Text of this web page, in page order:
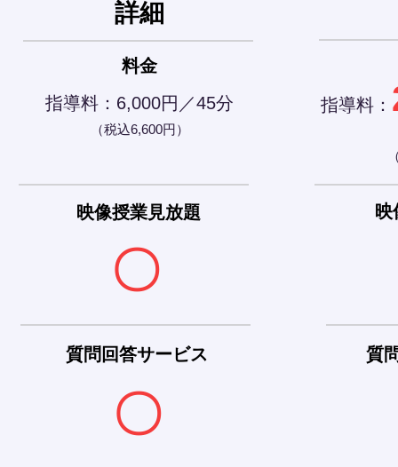
詳細
料金
指導料：6,000円／45分
​（税込6,600円）
映像授業見放題
〇
質問回答サービス
〇
指導料：
質